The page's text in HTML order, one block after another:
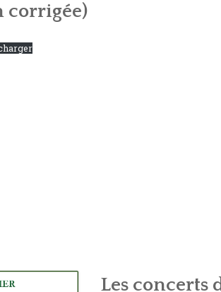
corrigée)
Les concerts